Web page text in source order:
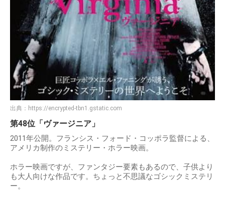
出典： https://encrypted-tbn1.gstatic.com
第48位「ヴァージニア」
2011年公開。フランシス・フォード・コッポラ監督による、
アメリカ制作のミステリー・ホラー映画。
ホラー映画ですが、ファンタジー要素もあるので、子供より
も大人向けな作品です。ちょっと不思議なゴシックミステリ
ー。